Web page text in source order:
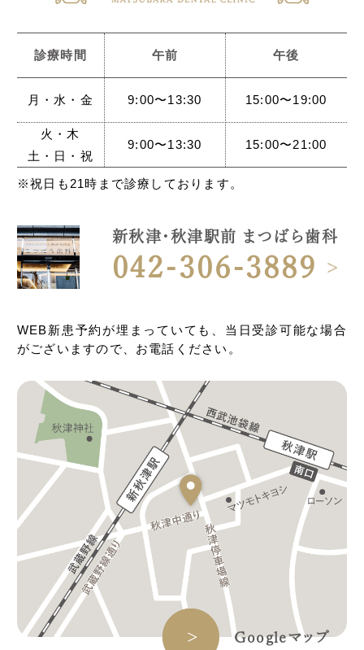
診療時間 午前 午後
月・水・金 9:00〜13:30 15:00〜19:00
火・木
土・日・祝
9:00〜13:30 15:00〜21:00
※祝日も21時まで診療しております。
新秋津・秋津駅前 まつばら歯科
042-306-3889
WEB新患予約が埋まっていても、当日受診可能な場合
がございますので、お電話ください。
Googleマップ